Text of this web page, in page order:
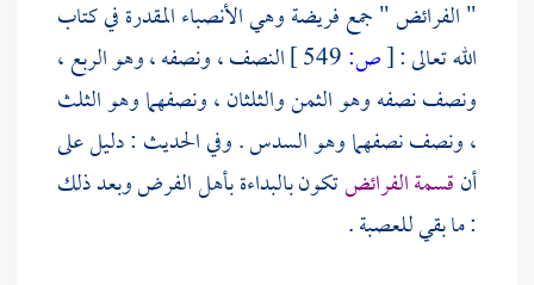
" الفرائض " جمع فريضة وهي الأنصباء المقدرة في كتاب
الله تعالى :[ص:
النصف ، ونصفه ، وهو الربع ،
ونصف نصفه وهو الثمن والثلثان ، ونصفهما وهو الثلث
، ونصف نصفهما وهو السدس . وفي الحديث : دليل على
أنقسمة الفرائضتكون بالبداءة بأهل الفرض وبعد ذلك
: ما بقي للعصبة .